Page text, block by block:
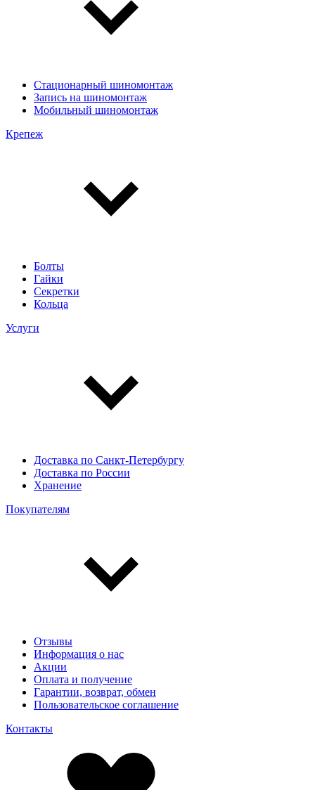
Стационарный шиномонтаж
Запись на шиномонтаж
Мобильный шиномонтаж
Крепеж
Болты
Гайки
Секретки
Кольца
Услуги
Доставка по Санкт-Петербургу
Доставка по России
Хранение
Покупателям
Отзывы
Информация о нас
Акции
Оплата и получение
Гарантии, возврат, обмен
Пользовательское соглашение
Контакты